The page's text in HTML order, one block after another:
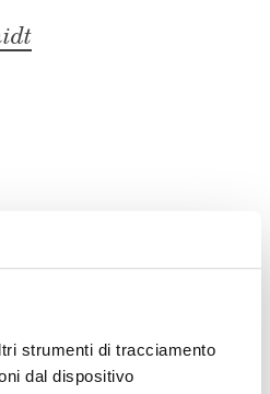
strumenti di tracciamento
dal dispositivo